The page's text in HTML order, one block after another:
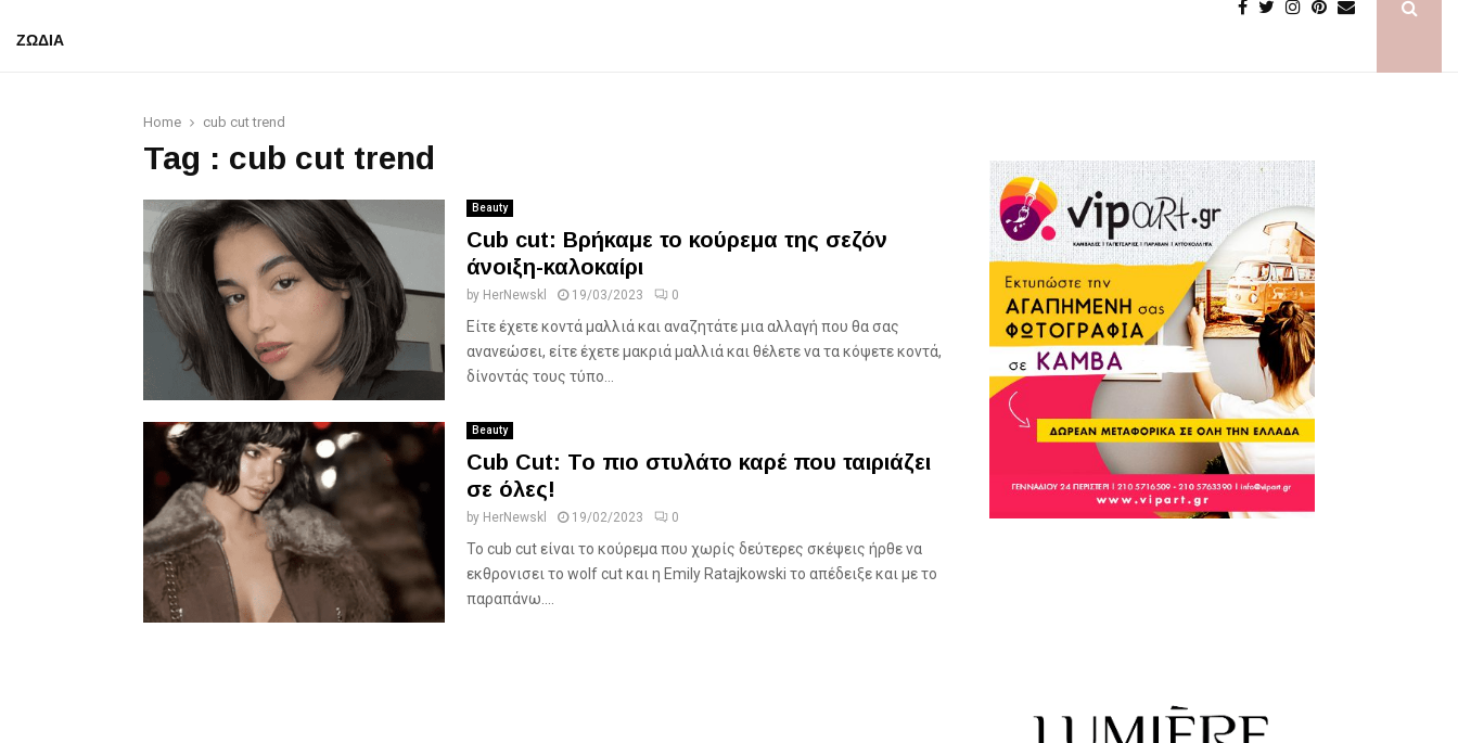
ΖΩΔΙΑ
Home cub cut trend
Tag : cub cut trend
Beauty
Cub cut: Βρήκαμε το κούρεμα της σεζόν
άνοιξη-καλοκαίρι
by HerNewskl 19/03/2023 0
Είτε έχετε κοντά μαλλιά και αναζητάτε μια αλλαγή που θα σας
ανανεώσει, είτε έχετε μακριά μαλλιά και θέλετε να τα κόψετε κοντά,
δίνοντάς τους τύπο...
Beauty
Cub Cut: To πιο στυλάτο καρέ που ταιριάζει
σε όλες!
by HerNewskl 19/02/2023 0
Το cub cut είναι το κούρεμα που χωρίς δεύτερες σκέψεις ήρθε να
εκθρονισει το wolf cut και η Εmily Ratajkowski το απέδειξε και με το
παραπάνω....